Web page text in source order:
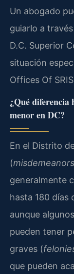
Un abogado
guiarlo a
D.C. Superior
situación
Offices Of
¿Qué diferencia
menor en DC?
En el Distrito
(misdemeanors
generalmente
hasta 180 días
aunque
pueden tener
graves (
que pueden